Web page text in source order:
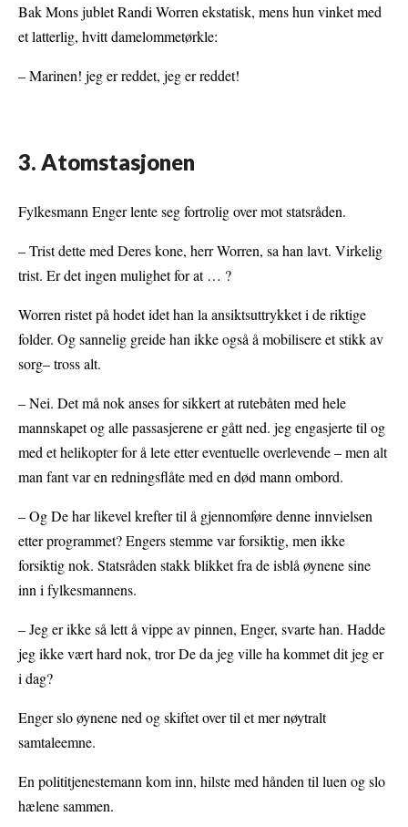
Bak Mons jublet Randi Worren ekstatisk, mens hun vinket med
et latterlig, hvitt damelommetørkle:
– Marinen! jeg er reddet, jeg er reddet!
3. Atomstasjonen
Fylkesmann Enger lente seg fortrolig over mot statsråden.
– Trist dette med Deres kone, herr Worren, sa han lavt. Virkelig
trist. Er det ingen mulighet for at … ?
Worren ristet på hodet idet han la ansiktsuttrykket i de riktige
folder. Og sannelig greide han ikke også å mobilisere et stikk av
sorg– tross alt.
– Nei. Det må nok anses for sikkert at rutebåten med hele
mannskapet og alle passasjerene er gått ned. jeg engasjerte til og
med et helikopter for å lete etter eventuelle overlevende – men alt
man fant var en redningsflåte med en død mann ombord.
– Og De har likevel krefter til å gjennomføre denne innvielsen
etter programmet? Engers stemme var forsiktig, men ikke
forsiktig nok. Statsråden stakk blikket fra de isblå øynene sine
inn i fylkesmannens.
– Jeg er ikke så lett å vippe av pinnen, Enger, svarte han. Hadde
jeg ikke vært hard nok, tror De da jeg ville ha kommet dit jeg er
i dag?
Enger slo øynene ned og skiftet over til et mer nøytralt
samtaleemne.
En polititjenestemann kom inn, hilste med hånden til luen og slo
hælene sammen.